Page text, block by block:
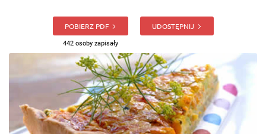
POBIERZ PDF
442 osoby zapisały
UDOSTĘPNIJ